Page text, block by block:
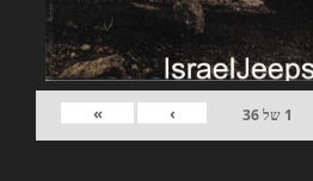
1 של36
›
»